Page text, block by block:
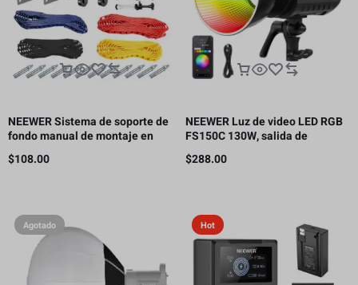
NEEWER Sistema de soporte de
fondo manual de montaje en
pared de 4 rodillos, capacidad
de carga por rodillo: 22 lb/10 kg
$108.00
NEEWER Luz de video LED RGB
FS150C 130W, salida de
iluminación continua COB de
2500-7500K con CRI97/TLCI98
$288.00
Agotado Hot